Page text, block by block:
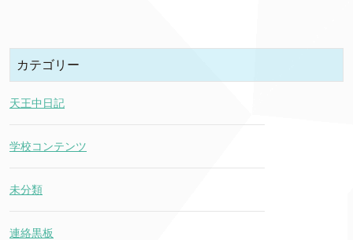
カテゴリー
天王中日記
学校コンテンツ
未分類
連絡黒板